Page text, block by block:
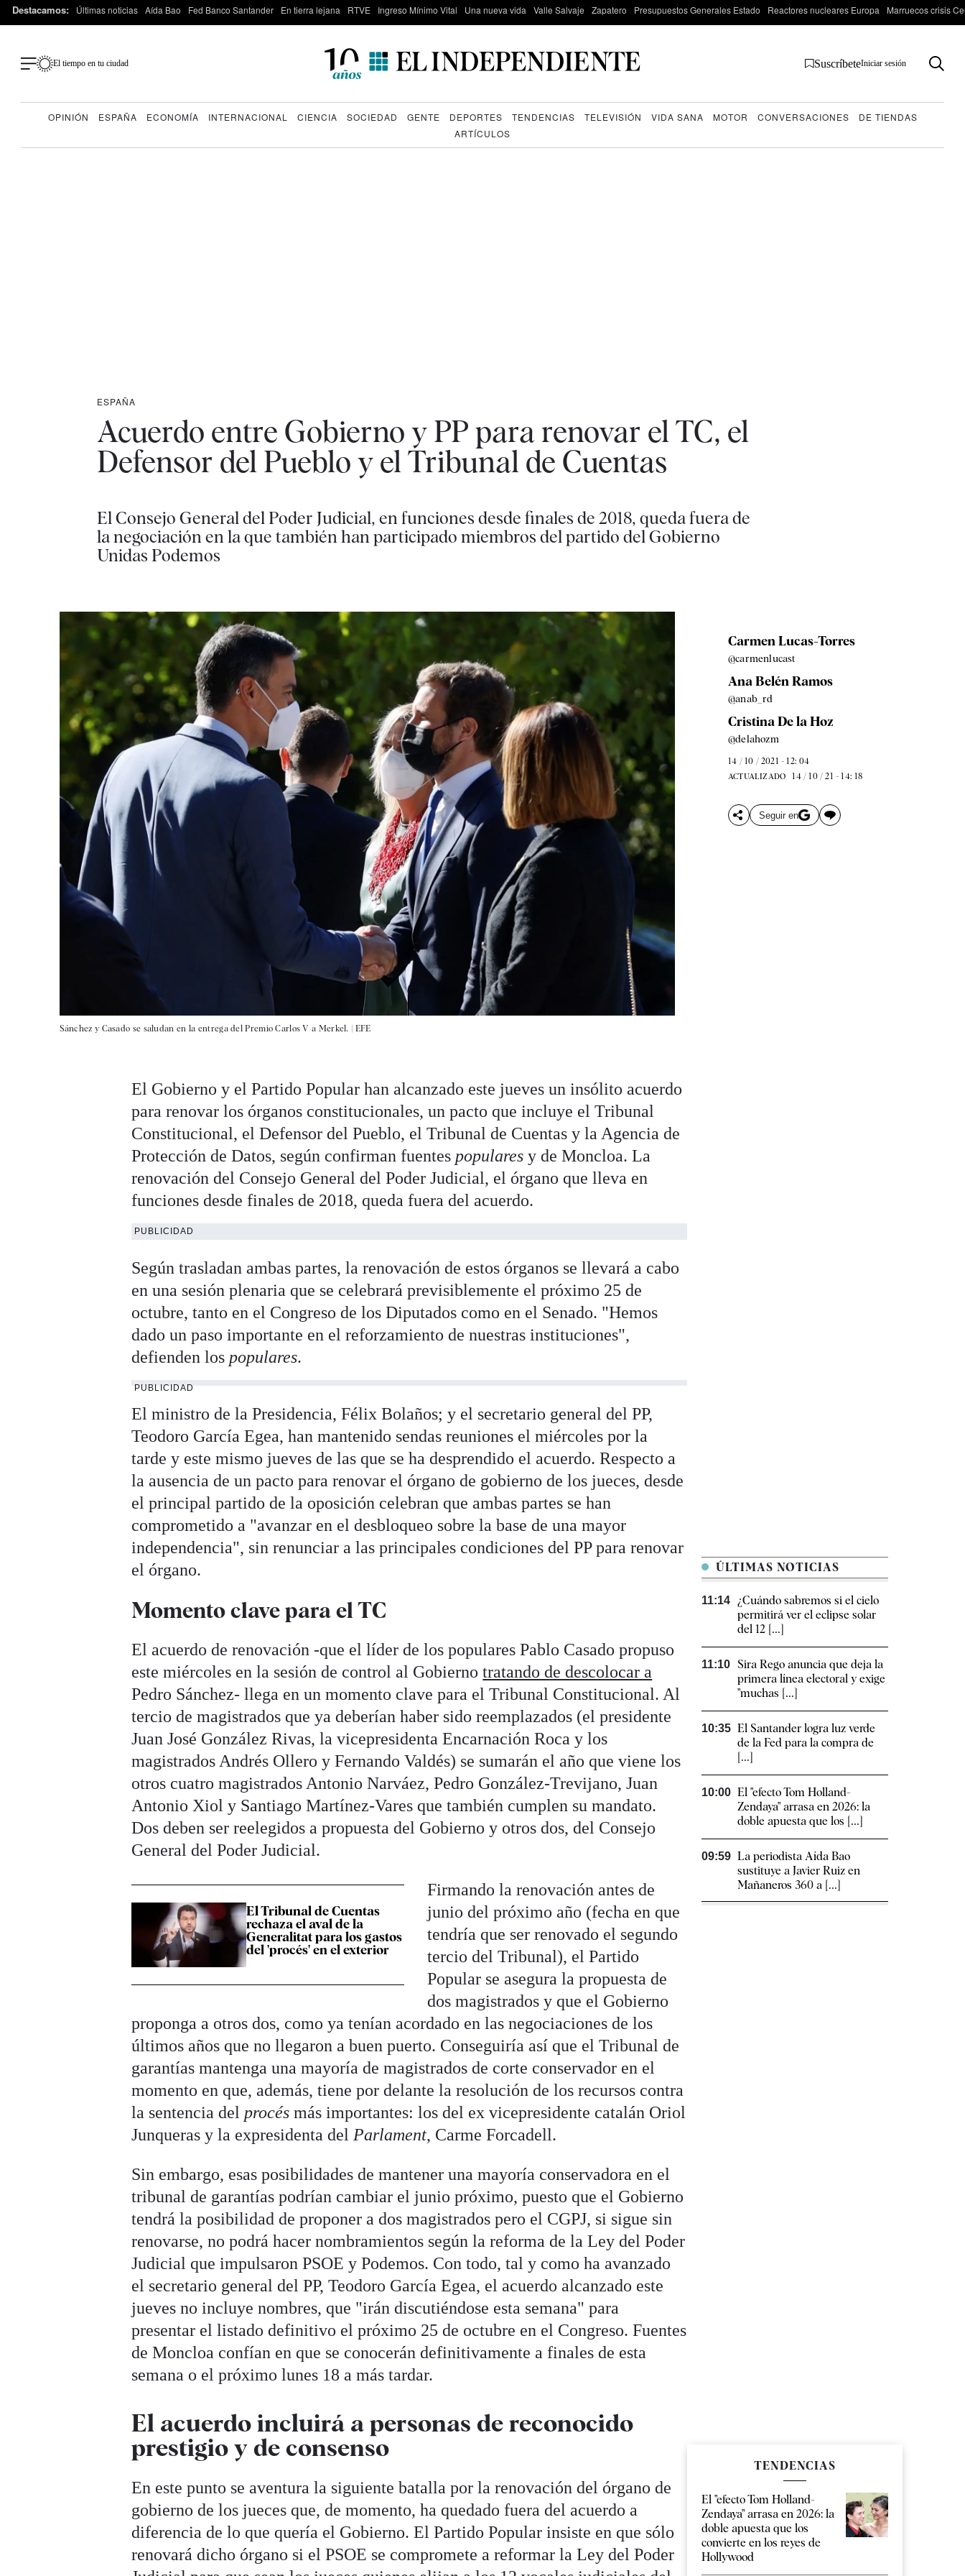
Destacamos: Últimas noticias Aída Bao Fed Banco Santander En tierra lejana RTVE Ingreso Mínimo Vital Una nueva vida Valle Salvaje Zapatero Presupuestos Generales Estado Reactores nucleares Europa Marruecos crisis
El tiempo en tu ciudad SuscríbeteIniciar sesión
OPINIÓN ESPAÑA ECONOMÍA INTERNACIONAL CIENCIA SOCIEDAD GENTE DEPORTES TENDENCIAS TELEVISIÓN VIDA SANA MOTOR CONVERSACIONES
DE TIENDAS
ARTÍCULOS
ESPAÑA
Acuerdo entre Gobierno y PP para renovar el TC, el
Defensor del Pueblo y el Tribunal de Cuentas
El Consejo General del Poder Judicial, en funciones desde finales de 2018, queda fuera de
la negociación en la que también han participado miembros del partido del Gobierno
Unidas Podemos
Sánchez y Casado se saludan en la entrega del Premio Carlos V a Merkel. | EFE
Carmen Lucas-Torres
@carmenlucast
Ana Belén Ramos
@anab_rd
Cristina De la Hoz
@delahozm
14 / 10 / 2021 - 12: 04
ACTUALIZADO 14 / 10 / 21 - 14: 18
Seguir en
El Gobierno y el Partido Popular han alcanzado este jueves un insólito acuerdo
para renovar los órganos constitucionales, un pacto que incluye el Tribunal
Constitucional, el Defensor del Pueblo, el Tribunal de Cuentas y la Agencia de
Protección de Datos, según confirman fuentes populares y de Moncloa. La
renovación del Consejo General del Poder Judicial, el órgano que lleva en
funciones desde finales de 2018, queda fuera del acuerdo.
PUBLICIDAD
Según trasladan ambas partes, la renovación de estos órganos se llevará a cabo
en una sesión plenaria que se celebrará previsiblemente el próximo 25 de
octubre, tanto en el Congreso de los Diputados como en el Senado. "Hemos
dado un paso importante en el reforzamiento de nuestras instituciones",
defienden los populares.
PUBLICIDAD
El ministro de la Presidencia, Félix Bolaños; y el secretario general del PP,
Teodoro García Egea, han mantenido sendas reuniones el miércoles por la
tarde y este mismo jueves de las que se ha desprendido el acuerdo. Respecto a
la ausencia de un pacto para renovar el órgano de gobierno de los jueces, desde
el principal partido de la oposición celebran que ambas partes se han
comprometido a "avanzar en el desbloqueo sobre la base de una mayor
independencia", sin renunciar a las principales condiciones del PP para renovar
el órgano.
Momento clave para el TC
El acuerdo de renovación -que el líder de los populares Pablo Casado propuso
este miércoles en la sesión de control al Gobiernotratando de descolocar a
Pedro Sánchez- llega en un momento clave para el Tribunal Constitucional. Al
tercio de magistrados que ya deberían haber sido reemplazados (el presidente
Juan José González Rivas, la vicepresidenta Encarnación Roca y los
magistrados Andrés Ollero y Fernando Valdés) se sumarán el año que viene los
otros cuatro magistrados Antonio Narváez, Pedro González-Trevijano, Juan
Antonio Xiol y Santiago Martínez-Vares que también cumplen su mandato.
Dos deben ser reelegidos a propuesta del Gobierno y otros dos, del Consejo
General del Poder Judicial.
El Tribunal de Cuentas
rechaza el aval de la
Generalitat para los gastos
del 'procés' en el exterior
Firmando la renovación antes de
junio del próximo año (fecha en que
tendría que ser renovado el segundo
tercio del Tribunal), el Partido
Popular se asegura la propuesta de
dos magistrados y que el Gobierno
proponga a otros dos, como ya tenían acordado en las negociaciones de los
últimos años que no llegaron a buen puerto. Conseguiría así que el Tribunal de
garantías mantenga una mayoría de magistrados de corte conservador en el
momento en que, además, tiene por delante la resolución de los recursos contra
la sentencia del procésmás importantes: los del ex vicepresidente catalán Oriol
Junqueras y la expresidenta del Parlament, Carme Forcadell.
Sin embargo, esas posibilidades de mantener una mayoría conservadora en el
tribunal de garantías podrían cambiar el junio próximo, puesto que el Gobierno
tendrá la posibilidad de proponer a dos magistrados pero el CGPJ, si sigue sin
renovarse, no podrá hacer nombramientos según la reforma de la Ley del Poder
Judicial que impulsaron PSOE y Podemos. Con todo, tal y como ha avanzado
el secretario general del PP, Teodoro García Egea, el acuerdo alcanzado este
jueves no incluye nombres, que "irán discutiéndose esta semana" para
presentar el listado definitivo el próximo 25 de octubre en el Congreso. Fuentes
de Moncloa confían en que se conocerán definitivamente a finales de esta
semana o el próximo lunes 18 a más tardar.
El acuerdo incluirá a personas de reconocido
prestigio y de consenso
En este punto se aventura la siguiente batalla por la renovación del órgano de
gobierno de los jueces que, de momento, ha quedado fuera del acuerdo a
diferencia de lo que quería el Gobierno. El Partido Popular insiste en que sólo
renovará dicho órgano si el PSOE se compromete a reformar la Ley del Poder
ÚLTIMAS NOTICIAS
11:14
¿Cuándo sabremos si el cielo
permitirá ver el eclipse solar
del 12 [...]
11:10
Sira Rego anuncia que deja la
primera línea electoral y exige
"muchas [...]
10:35 El Santander logra luz verde
de la Fed para la compra de
[...]
10:00 El "efecto Tom Holland-
Zendaya" arrasa en 2026: la
doble apuesta que los [...]
09:59 La periodista Aída Bao
sustituye a Javier Ruiz en
Mañaneros 360 a [...]
TENDENCIAS
El "efecto Tom Holland-
Zendaya" arrasa en 2026: la
doble apuesta que los
convierte en los reyes de
Hollywood